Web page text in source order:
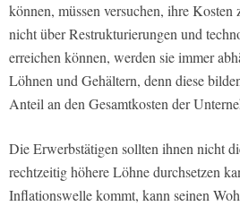
können, müssen versuchen, ihre Kosten
nicht über Restrukturierungen und
erreichen können, werden sie immer
Löhnen und Gehältern, denn diese
Anteil an den Gesamtkosten der
Die Erwerbstätigen sollten ihnen nicht
rechtzeitig höhere Löhne durchsetzen
Inflationswelle kommt, kann seinen